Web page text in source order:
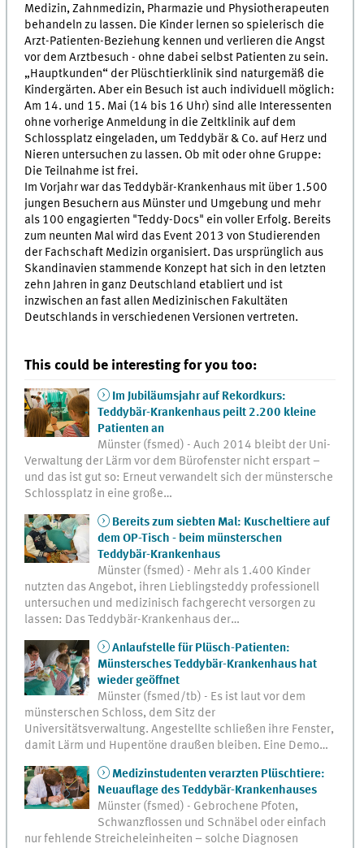
Medizin, Zahnmedizin, Pharmazie und Physiotherapeuten
behandeln zu lassen. Die Kinder lernen so spielerisch die
Arzt-Patienten-Beziehung kennen und verlieren die Angst
vor dem Arztbesuch - ohne dabei selbst Patienten zu sein.
„Hauptkunden“ der Plüschtierklinik sind naturgemäß die
Kindergärten. Aber ein Besuch ist auch individuell möglich:
Am 14. und 15. Mai (14 bis 16 Uhr) sind alle Interessenten
ohne vorherige Anmeldung in die Zeltklinik auf dem
Schlossplatz eingeladen, um Teddybär & Co. auf Herz und
Nieren untersuchen zu lassen. Ob mit oder ohne Gruppe:
Die Teilnahme ist frei.
Im Vorjahr war das Teddybär-Krankenhaus mit über 1.500
jungen Besuchern aus Münster und Umgebung und mehr
als 100 engagierten "Teddy-Docs" ein voller Erfolg. Bereits
zum neunten Mal wird das Event 2013 von Studierenden
der Fachschaft Medizin organisiert. Das ursprünglich aus
Skandinavien stammende Konzept hat sich in den letzten
zehn Jahren in ganz Deutschland etabliert und ist
inzwischen an fast allen Medizinischen Fakultäten
Deutschlands in verschiedenen Versionen vertreten.
This could be interesting for you too:
Im Jubiläumsjahr auf Rekordkurs:
Teddybär-Krankenhaus peilt 2.200 kleine
Patienten an
Münster (fsmed) - Auch 2014 bleibt der Uni-
Verwaltung der Lärm vor dem Bürofenster nicht erspart –
und das ist gut so: Erneut verwandelt sich der münstersche
Schlossplatz in eine große…
Bereits zum siebten Mal: Kuscheltiere auf
dem OP-Tisch - beim münsterschen
Teddybär-Krankenhaus
Münster (fsmed) - Mehr als 1.400 Kinder
nutzten das Angebot, ihren Lieblingsteddy professionell
untersuchen und medizinisch fachgerecht versorgen zu
lassen: Das Teddybär-Krankenhaus der…
Anlaufstelle für Plüsch-Patienten:
Münstersches Teddybär-Krankenhaus hat
wieder geöffnet
Münster (fsmed/tb) - Es ist laut vor dem
münsterschen Schloss, dem Sitz der
Universitätsverwaltung. Angestellte schließen ihre Fenster,
damit Lärm und Hupentöne draußen bleiben. Eine Demo…
Medizinstudenten verarzten Plüschtiere:
Neuauflage des Teddybär-Krankenhauses
Münster (fsmed) - Gebrochene Pfoten,
Schwanzflossen und Schnäbel oder einfach
nur fehlende Streicheleinheiten – solche Diagnosen